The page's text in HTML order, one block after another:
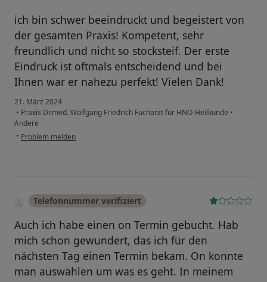
ich bin schwer beeindruckt und begeistert von
der gesamten Praxis! Kompetent, sehr
freundlich und nicht so stocksteif. Der erste
Eindruck ist oftmals entscheidend und bei
Ihnen war er nahezu perfekt! Vielen Dank!
21. März 2024
• Praxis Dr.med. Wolfgang Friedrich Facharzt für HNO-Heilkunde •
Andere
• Problem melden
Telefonnummer verifiziert
Auch ich habe einen on Termin gebucht. Hab
mich schon gewundert, das ich für den
nächsten Tag einen Termin bekam. On konnte
man auswählen um was es geht. In meinem